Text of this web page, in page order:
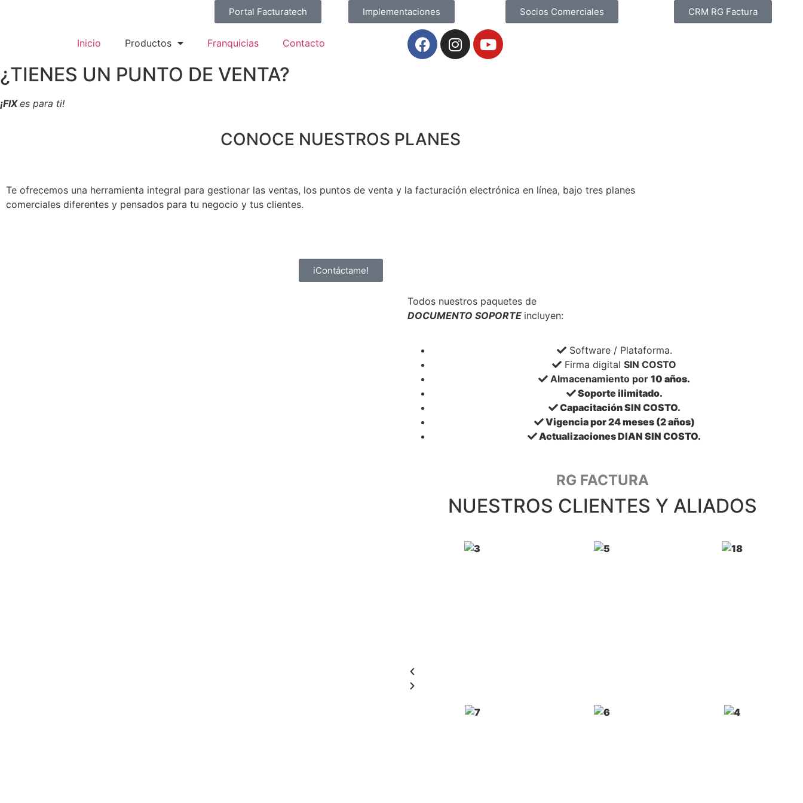
Portal Facturatech Implementaciones Socios Comerciales CRM RG Factura
Inicio Productos Franquicias Contacto
¿TIENES UN PUNTO DE VENTA?
¡FIXes para ti!
CONOCE NUESTROS PLANES
Te ofrecemos una herramienta integral para gestionar las ventas, los puntos de venta y la facturación electrónica en línea, bajo tres planes
comerciales diferentes y pensados para tu negocio y tus clientes.
iContáctame!
Todos nuestros paquetes de
DOCUMENTO SOPORTE incluyen:
Software / Plataforma.
Firma digital SIN COSTO
Almacenamiento por 10 años.
Soporteilimitado.
CapacitaciónSIN COSTO.
Vigencia por 24 meses (2 años)
Actualizaciones DIAN SIN COSTO.
RG FACTURA
NUESTROS CLIENTES Y ALIADOS